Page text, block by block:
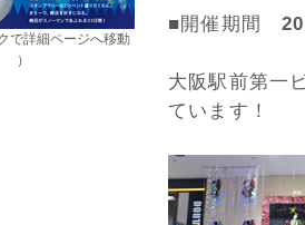
で詳細ページへ移動
）
■開催期間
大阪駅前第一
ています！